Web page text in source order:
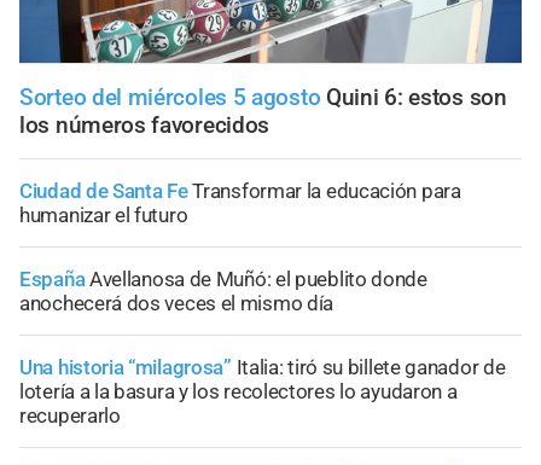
Sorteo del miércoles 5 agosto Quini 6: estos son
los números favorecidos
Ciudad de Santa FeTransformar la educación para
humanizar el futuro
EspañaAvellanosa de Muñó: el pueblito donde
anochecerá dos veces el mismo día
Una historia “milagrosa” Italia: tiró su billete ganador de
lotería a la basura y los recolectores lo ayudaron a
recuperarlo